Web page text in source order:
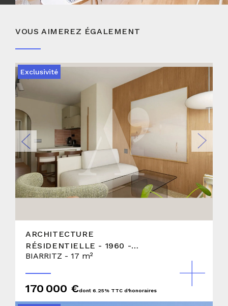
VOUS AIMEREZ ÉGALEMENT
Exclusivité
ARCHITECTURE
RÉSIDENTIELLE - 1960 -
STUDIO AVEC VUE OCÉAN -
BIARRITZ - 17 m²
170 000 €dont 6.25% TTC d'honoraires